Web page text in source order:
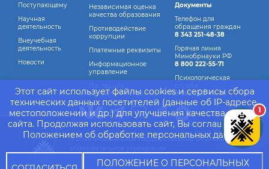
Этот сайт использует файлы cookies и сервисы сбора
технических данных посетителей (данные об IP-адресе,
местоположении и др.) для улучшения качества работы
сайта. Продолжая использовать сайт, Вы соглашаетесь с
Положением об обработке персональных данных.
ПОЛОЖЕНИЕ О ПЕРСОНАЛЬНЫХ
Поступающему
Научная
деятельность
Внеучебная
деятельность
Новости
Независимая оценка
качества образования
Противодействие
коррупции
Платежные реквизиты
Информационное
управление
обновления страниц
Документы
Телефон для
обращения граждан
8 343 251-48-38
Горячая линия
Минобрнауки РФ
8 800 222-55-71
Психологическая
8 982 760-44-14
© 2026 Федеральное государственное бюджетное
высшего образования "Уральский государственный
горный университет"
1